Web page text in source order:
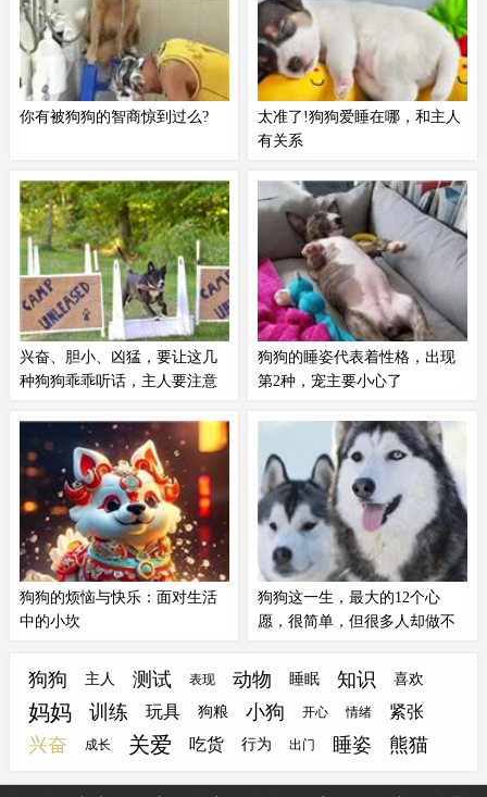
你有被狗狗的智商惊到过么?
色行事，你对它说的话，它仿佛也
能听懂一样。不过，多数要看它们
的心情，心情好了，啥都能懂。心
情不好，啥都听不见！在主人干活
的时候伸出援手，帮着主人一起丈
量尺寸。这么一只贴心的，愿意一
起陪主人干活的狗子，谁不想拥有
呢？
太准了!狗狗爱睡在哪，和主人
有关系
都不知道自己家狗狗到底爱不爱自
己，其实想知道也很简单，只要看
狗狗睡觉的位置就可以，太准了！
狗狗爱睡在哪，和主人有关系！家
门口——对主人忠诚要是你家狗狗
喜欢睡在家门口，那么表示它对你
是忠诚的，因为把你当成主人、对
你足够重视才会有这样的表现。
兴奋、胆小、凶猛，要让这几
种狗狗乖乖听话，主人要注意
搜一下就能找到训犬师都在用的方
法，用这些方法训练纠正即可。但
也不少主人表示，明明都按照方法
一步一步来，但狗狗就是不听，这
是怎么回事呢？其实，训犬有两大
训犬原则，如果主人不遵守的话，
就算按照方法一步步做，都可能做
错。
狗狗的睡姿代表着性格，出现
第2种，宠主要小心了
内心想法，狗狗处于不同的心情状
态，睡觉的姿势也会不一样哦。狗
狗的睡姿代表着性格，出现第2
种，宠主要小心了！第1种、前肢
伸直，超人睡姿狗狗的肚子贴着地
面，四肢伸展的睡姿能让狗狗在遇
到危险时马上起来这类狗狗和主人
的关系不太熟...
狗狗的烦恼与快乐：面对生活
中的小坎
h8E在这个充满阳光的季节，我们
的毛茸茸伙伴们又迎来了一个特殊
的时刻。8月21日至30日，这十天
被许多网友称为狗狗们“难过的
们感到迷惘？
狗狗这一生，最大的12个心
愿，很简单，但很多人却做不
么？其实，它们的愿望很简单，但
很多人却做不到。今天咱们就来聊
聊狗狗一生中最大的12个心愿，看
看你家毛孩子最渴望哪个吧！1. 陪
就是希望主人能多陪陪它。
狗狗 主人 测试 表现 动物 睡眠 知识 喜欢
妈妈 训练 玩具 狗粮 小狗 开心 情绪 紧张
兴奋 成长 关爱 吃货 行为 出门 睡姿 熊猫